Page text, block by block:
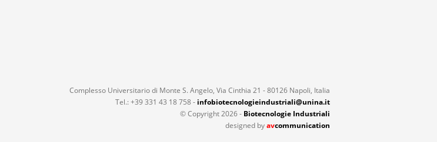
Complesso Universitario di Monte S. Angelo, Via Cinthia 21 - 80126 Napoli, Italia
Tel.: +39 331 43 18 758 - infobiotecnologieindustriali@unina.it
© Copyright 2026 - Biotecnologie Industriali
designed byavcommunication